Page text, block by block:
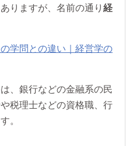
りますが、名前の通り 経
学問との違い｜経営学の
、銀行などの金融系の民
税理士などの資格職、行
。